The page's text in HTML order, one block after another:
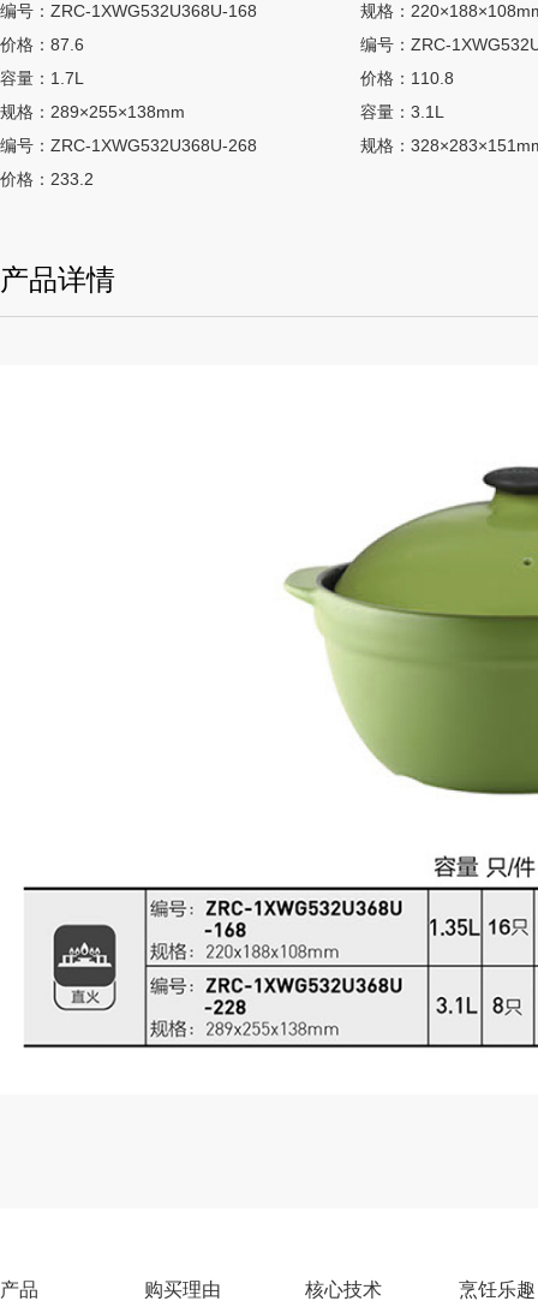
编号：ZRC-1XWG532U368U-168
规格：
价格：87.6
编号：ZRC-
容量：1.7L
价格：110.8
规格：289×255×138mm
容量：3.1L
编号：ZRC-1XWG532U368U-268
规格：
价格：233.2
产品详情
产品 购买理由 核心技术 烹饪乐趣